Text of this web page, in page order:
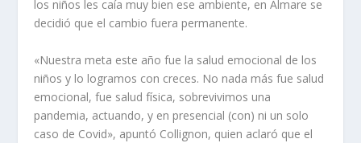
los niños les caía muy bien ese ambiente, en Almare se
decidió que el cambio fuera permanente.
«Nuestra meta este año fue la salud emocional de los
niños y lo logramos con creces. No nada más fue salud
emocional, fue salud física, sobrevivimos una
pandemia, actuando, y en presencial (con) ni un solo
caso de Covid», apuntó Collignon, quien aclaró que el